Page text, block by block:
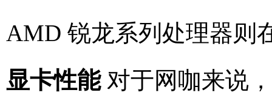
AMD 锐龙系列处理器则
显卡性能对于网咖来说